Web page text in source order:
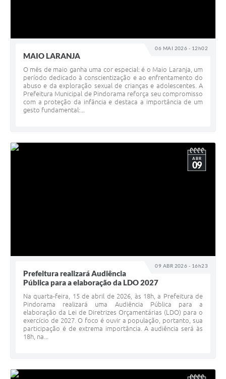
06 MAI 2026 - 12h02
MAIO LARANJA
O mês de maio ganha uma cor especial: é o Maio Laranja, um
período dedicado à conscientização e ao enfrentamento do
abuso e da exploração sexual de crianças e adolescentes. A
Prefeitura Municipal de Pindorama reforça seu compromisso
com a proteção da infância e destaca a importância de um
gesto fundamental:...
09 ABR 2026 - 16h23
ABR
09
Prefeitura realizará Audiência
Pública para a elaboração da LDO 2027
Na quarta-feira, 15 de abril de 2026, às 18h, a Prefeitura de
Pindorama realizará uma Audiência Pública para a
elaboração da Lei de Diretrizes Orçamentárias (LDO) para o
exercício de 2027. O foco é ouvir a população, portanto, sua
participação é de extrema importância. A audiência será às
18h, na...